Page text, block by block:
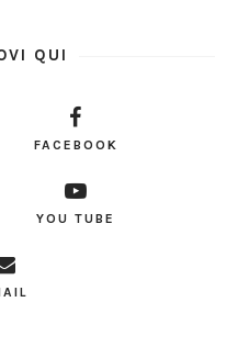
QUI
FACEBOOK
YOU TUBE